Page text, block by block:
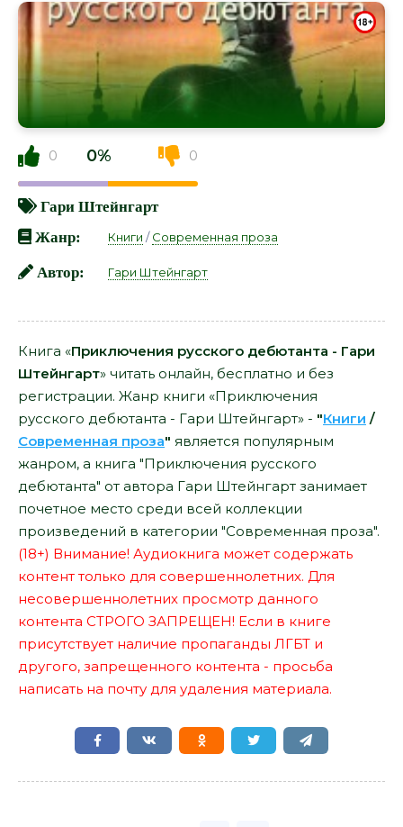
0 0% 0
Гари Штейнгарт
Жанр:
Книги /Современная проза
Автор: Гари Штейнгарт
Книга «Приключения русского дебютанта - Гари
Штейнгарт» читать онлайн, бесплатно и без
регистрации. Жанр книги «Приключения
русского дебютанта - Гари Штейнгарт» - "Книги /
Современная проза" является популярным
жанром, а книга "Приключения русского
дебютанта" от автора Гари Штейнгарт занимает
почетное место среди всей коллекции
произведений в категории "Современная проза".
(18+) Внимание! Аудиокнига может содержать
контент только для совершеннолетних. Для
несовершеннолетних просмотр данного
контента СТРОГО ЗАПРЕЩЕН! Если в книге
присутствует наличие пропаганды ЛГБТ и
другого, запрещенного контента - просьба
написать на почту для удаления материала.